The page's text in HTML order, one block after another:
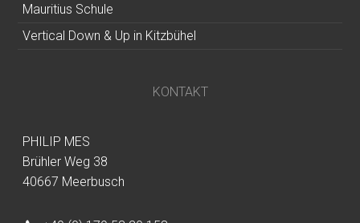
Mauritius Schule
Vertical Down & Up in Kitzbühel
KONTAKT
PHILIP MES
Brühler Weg 38
40667 Meerbusch